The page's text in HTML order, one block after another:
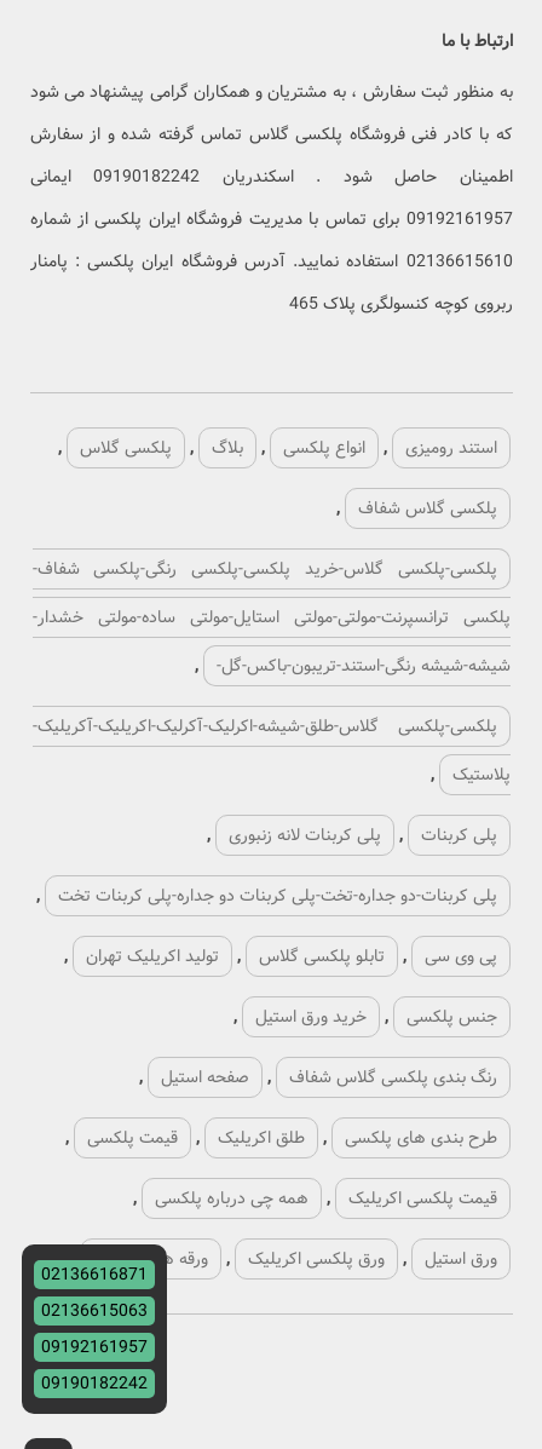
02136616871
02136615063
09192161957
09190182242
ارتباط با ما
به منظور ثبت سفارش ، به مشتریان و همکاران گرامی پیشنهاد می شود
که با کادر فنی فروشگاه پلکسی گلاس تماس گرفته شده و از سفارش
اطمینان حاصل شود . اسکندریان 09190182242 ایمانی
09192161957 برای تماس با مدیریت فروشگاه ایران پلکسی از شماره
02136615610 استفاده نمایید. آدرس فروشگاه ایران پلکسی : پامنار
ربروی کوچه کنسولگری پلاک 465
استند رومیزی , انواع پلکسی , بلاگ , پلکسی گلاس ,
پلکسی گلاس شفاف ,
پلکسی-پلکسی گلاس-خرید پلکسی-پلکسی رنگی-پلکسی شفاف-
پلکسی ترانسپرنت-مولتی-مولتی استایل-مولتی ساده-مولتی خشدار-
شیشه-شیشه رنگی-استند-تریبون-باکس-گل-
,
پلکسی-پلکسی گلاس-طلق-شیشه-اکرلیک-آکرلیک-اکریلیک-آکریلیک-
پلاستیک
,
پلی کربنات , پلی کربنات لانه زنبوری ,
پلی کربنات-دو جداره-تخت-پلی کربنات دو جداره-پلی کربنات تخت ,
پی وی سی , تابلو پلکسی گلاس , تولید اکریلیک تهران ,
جنس پلکسی , خرید ورق استیل ,
رنگ بندی پلکسی گلاس شفاف , صفحه استیل ,
طرح بندی های پلکسی , طلق اکریلیک , قیمت پلکسی ,
قیمت پلکسی اکریلیک , همه چی درباره پلکسی ,
ورق استیل , ورق پلکسی اکریلیک , ورقه های پلکسی ,